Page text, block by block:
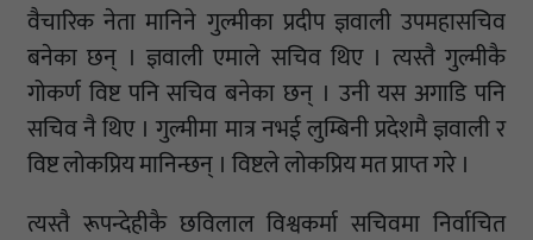
वैचारिक नेता मानिने गुल्मीका प्रदीप ज्ञवाली उपमहासचिव
बनेका छन् । ज्ञवाली एमाले सचिव थिए । त्यस्तै गुल्मीकै
गोकर्ण विष्ट पनि सचिव बनेका छन् । उनी यस अगाडि पनि
सचिव नै थिए । गुल्मीमा मात्र नभई लुम्बिनी प्रदेशमै ज्ञवाली र
विष्ट लोकप्रिय मानिन्छन् । विष्टले लोकप्रिय मत प्राप्त गरे ।
त्यस्तै रूपन्देहीकै छविलाल विश्वकर्मा सचिवमा निर्वाचित